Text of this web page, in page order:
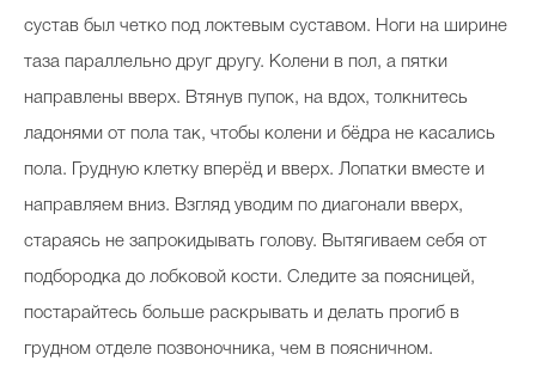
сустав был четко под локтевым суставом. Ноги на ширине
таза параллельно друг другу. Колени в пол, а пятки
направлены вверх. Втянув пупок, на вдох, толкнитесь
ладонями от пола так, чтобы колени и бёдра не касались
пола. Грудную клетку вперёд и вверх. Лопатки вместе и
направляем вниз. Взгляд уводим по диагонали вверх,
стараясь не запрокидывать голову. Вытягиваем себя от
подбородка до лобковой кости. Следите за поясницей,
постарайтесь больше раскрывать и делать прогиб в
грудном отделе позвоночника, чем в поясничном.